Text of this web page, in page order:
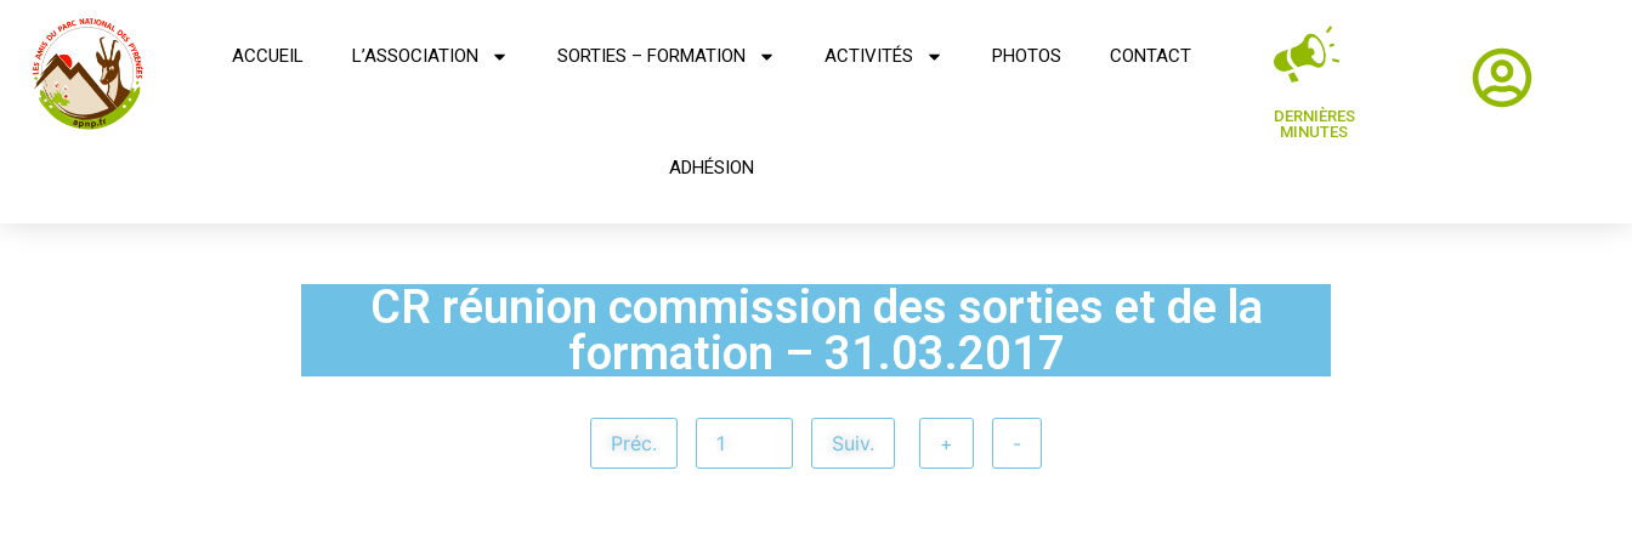
ACCUEIL L’ASSOCIATION SORTIES – FORMATION ACTIVITÉS PHOTOS CONTACT
ADHÉSION
DERNIÈRES
MINUTES
CR réunion commission des sorties et de la
formation – 31.03.2017
Préc. Suiv. + -